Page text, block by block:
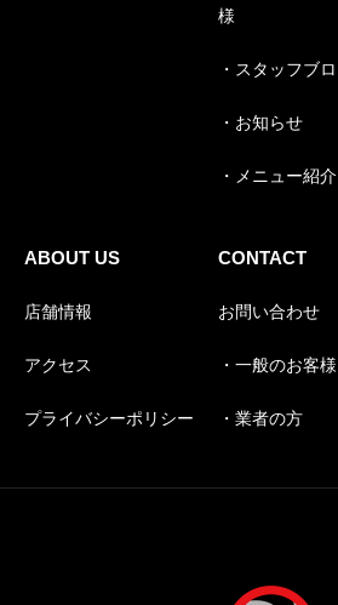
様
・スタッフブ
・お知らせ
・メニュー紹介
ABOUT US
店舗情報
アクセス
プライバシーポリシー
CONTACT
お問い合わせ
・一般のお客様
・業者の方